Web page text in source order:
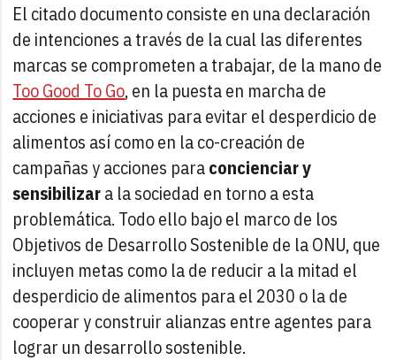
El citado documento consiste en una declaración
de intenciones a través de la cual las diferentes
marcas se comprometen a trabajar, de la mano de
Too Good To Go, en la puesta en marcha de
acciones e iniciativas para evitar el desperdicio de
alimentos así como en la co-creación de
campañas y acciones paraconcienciar y
sensibilizara la sociedad en torno a esta
problemática. Todo ello bajo el marco de los
Objetivos de Desarrollo Sostenible de la ONU, que
incluyen metas como la de reducir a la mitad el
desperdicio de alimentos para el 2030 o la de
cooperar y construir alianzas entre agentes para
lograr un desarrollo sostenible.